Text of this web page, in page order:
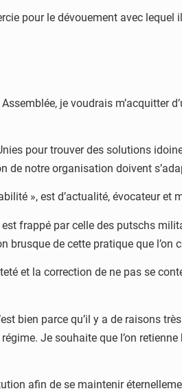
pour le dévouement avec
je voudrais m’acquitter
pour trouver des solutions
notre organisation doivent
», est d’actualité, évocateur
frappé par celle des putschs
brusque de cette pratique que l’on
et la correction de ne pas se
bien parce qu’il y a de raisons
Je souhaite que l’on
afin de se maintenir